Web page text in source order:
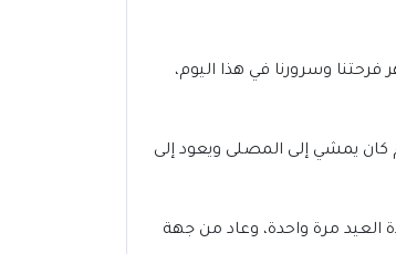
وسرورنا في هذا اليوم،
كان يمشي إلى المصلى ويعود إلى
العيد مرة واحدة، وعاد من جهة